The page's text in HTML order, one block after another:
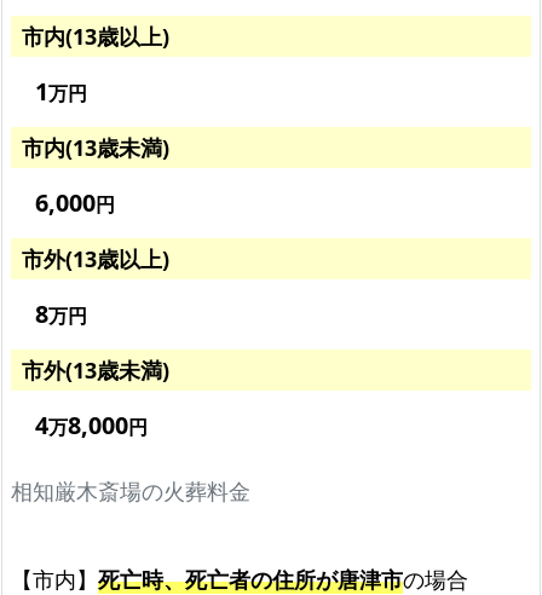
相知厳木斎場の火葬料金
市内(13歳以上)
1万円
市内(13歳未満)
6,000円
市外(13歳以上)
8万円
市外(13歳未満)
4万8,000円
【市内】 死亡時、死亡者の住所が唐津市の場合